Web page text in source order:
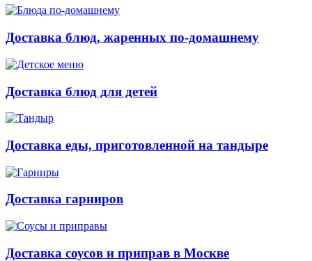
Доставка блюд, жаренных по-домашнему
Доставка блюд для детей
Доставка еды, приготовленной на тандыре
Доставка гарниров
Доставка соусов и приправ в Москве